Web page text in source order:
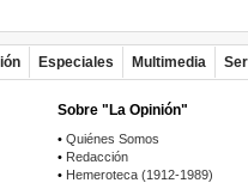
Especiales Multimedia
Sobre "La Opinión"
• Quiénes Somos
• Redacción
• Hemeroteca (1912-1989)